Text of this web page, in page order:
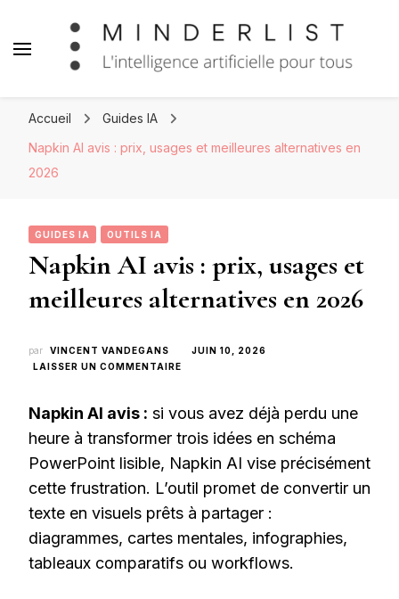
Artificielle
Accueil
Guides IA
Napkin AI avis : prix, usages et meilleures alternatives en
2026
GUIDES IA OUTILS IA
Napkin AI avis : prix, usages et
meilleures alternatives en 2026
par VINCENT VANDEGANS
JUIN 10, 2026
LAISSER UN COMMENTAIRE
AVIS
PRIX,
USAGES
MEILLEURES
ALTERNATIVES
2026
Napkin AI avis : si vous avez déjà perdu une
heure à transformer trois idées en schéma
PowerPoint lisible, Napkin AI vise précisément
cette frustration. L’outil promet de convertir un
texte en visuels prêts à partager :
diagrammes, cartes mentales, infographies,
tableaux comparatifs ou workflows.